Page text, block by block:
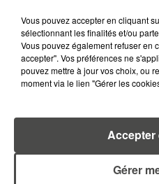
Vous pouvez accepter en cliquant
sélectionnant les finalités et/ou
Vous pouvez également refuser en
accepter". Vos préférences ne
pouvez mettre à jour vos choix, ou
moment via le lien "Gérer les
Gérer
Accepter